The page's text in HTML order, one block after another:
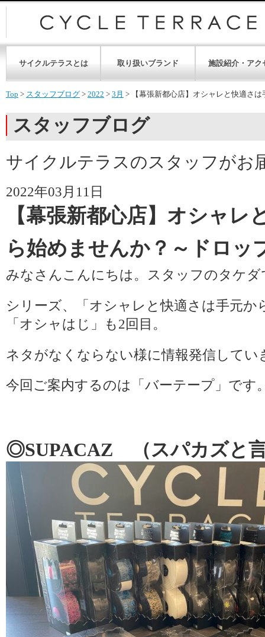
サイクルテラスとは 取り扱いブランド 施設紹介・アク
Top > スタッフブログ > 2022 > 3月 > 【幕張新都心店】オシャレと快適さ
スタッフブログ
サイクルテラスのスタッフがお
2022年03月11日
【幕張新都心店】オシャレ
ら始めませんか？～ドロッ
みなさんこんにちは。スタッフのタケダ
シリーズ、「オシャレと快適さは手元か
「オシャはじ」も2回目。
ネタがなくならない様に情報発信してい
今回ご案内するのは「バーテープ」です
◎SUPACAZ （スパカズと